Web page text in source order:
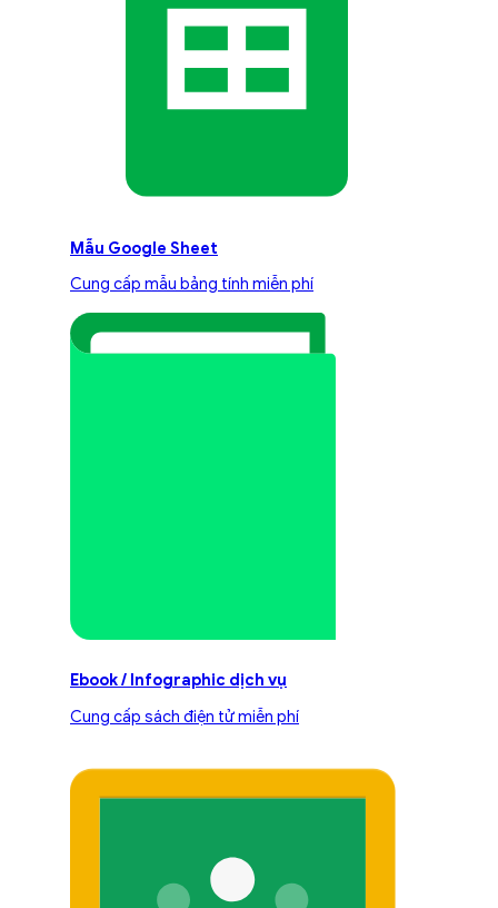
Mẫu Google Sheet
Cung cấp mẫu bảng tính miễn phí
Ebook / Infographic dịch vụ
Cung cấp sách điện tử miễn phí